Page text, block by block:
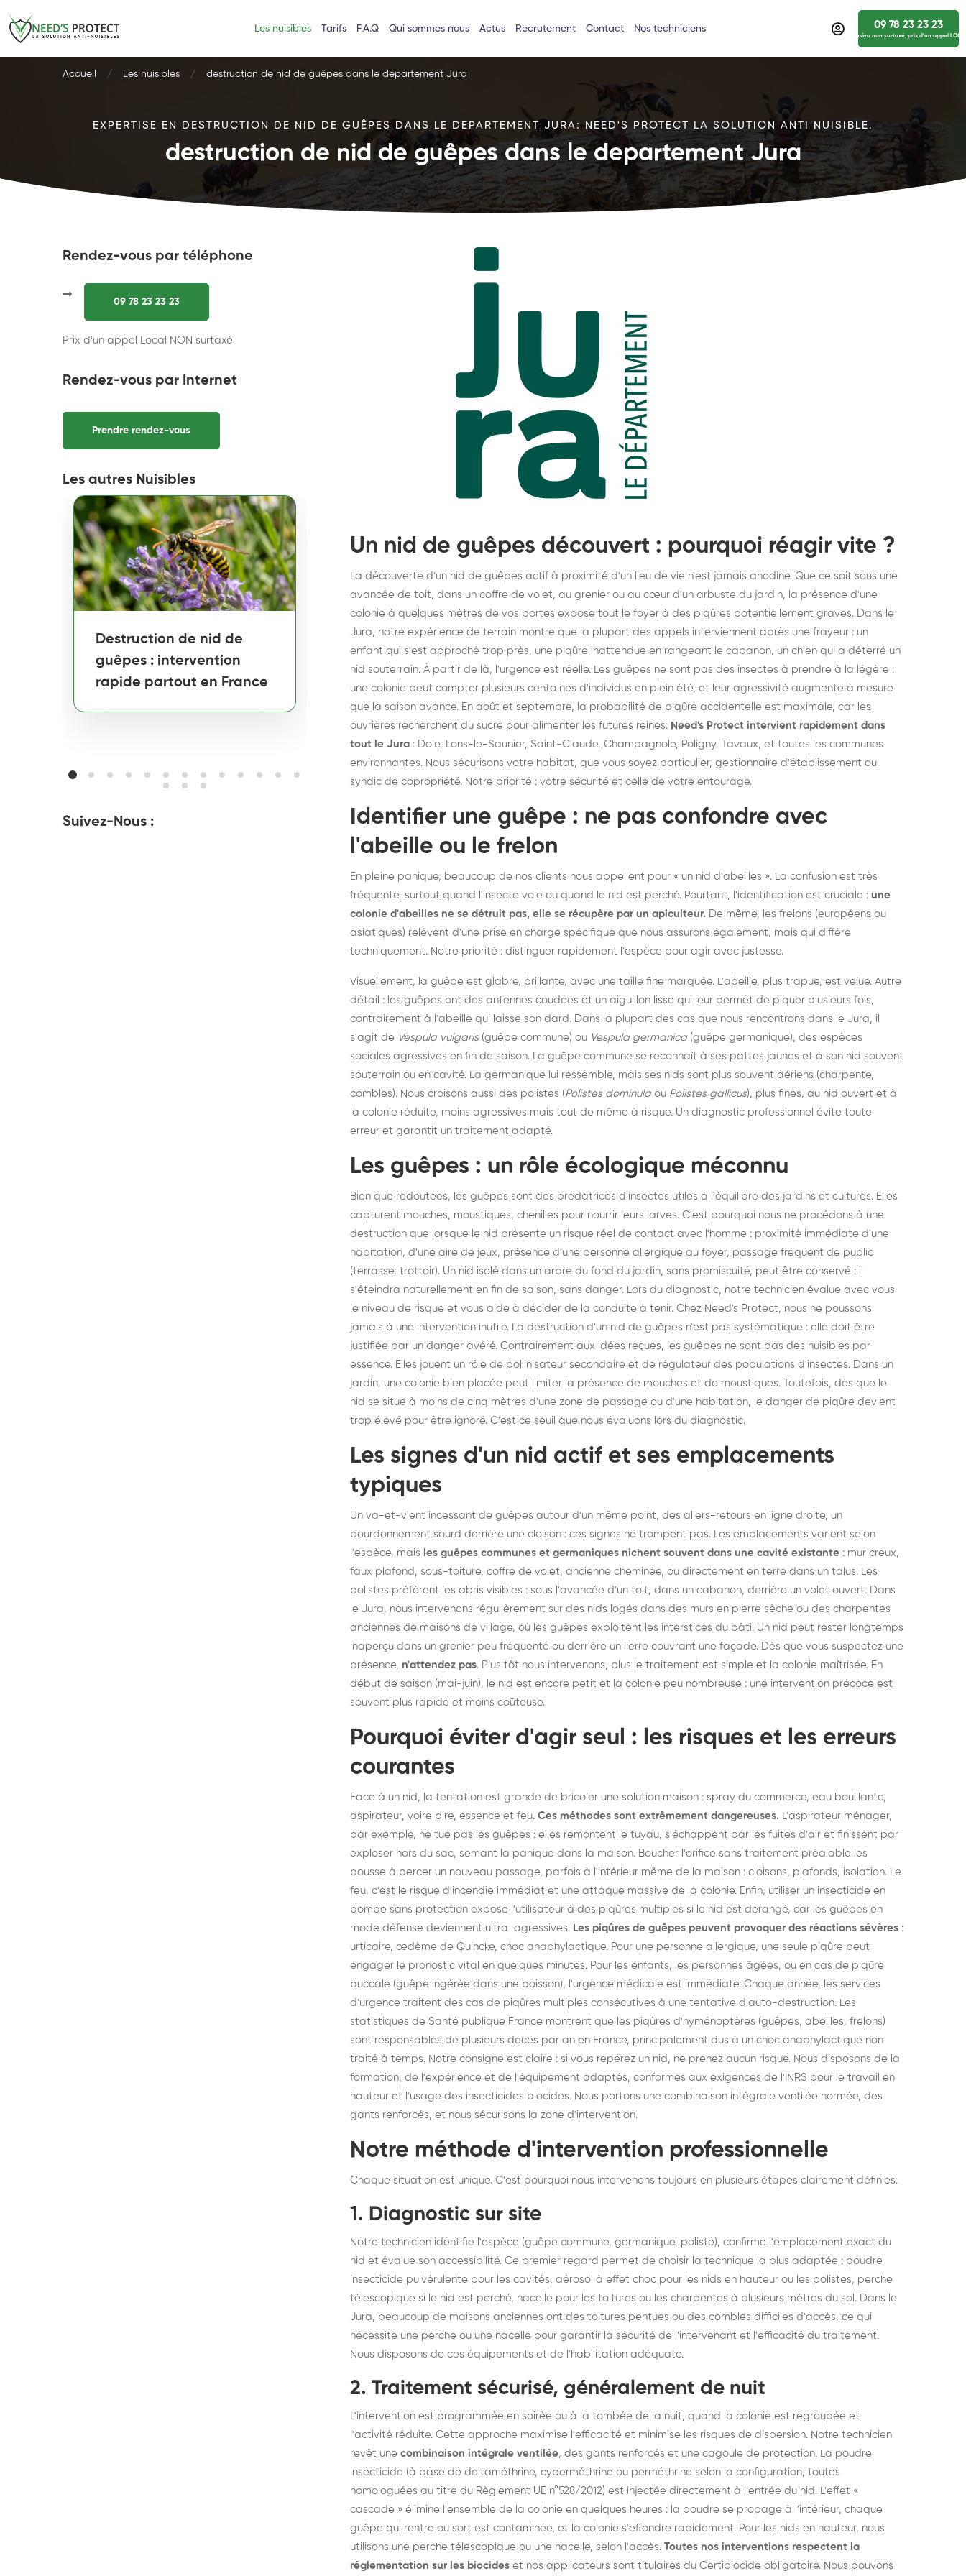
Les nuisibles Tarifs F.A.Q Qui sommes nous Actus Recrutement Contact Nos techniciens 09 78 23 23 23
numéro non surtaxé, prix d’un appel
Accueil Les nuisibles destruction de nid de guêpes dans le departement Jura
EXPERTISE EN DESTRUCTION DE NID DE GUÊPES DANS LE DEPARTEMENT JURA: NEED'S PROTECT LA SOLUTION ANTI NUISIBLE.
destruction de nid de guêpes dans le departement Jura
Rendez-vous par téléphone
09 78 23 23 23
Prix d'un appel Local NON surtaxé
Rendez-vous par Internet
Prendre rendez-vous
Les autres Nuisibles
Destruction de nid de
guêpes : intervention
rapide partout en France
Destruction de nid de
frelons : intervention
rapide partout en France
Destruction de nid de
frelons asiatiques :
intervention partout en
France
Suivez-Nous :
Un nid de guêpes découvert : pourquoi réagir vite ?
La découverte d'un nid de guêpes actif à proximité d'un lieu de vie n'est jamais anodine. Que ce soit sous une
avancée de toit, dans un coffre de volet, au grenier ou au cœur d'un arbuste du jardin, la présence d'une
colonie à quelques mètres de vos portes expose tout le foyer à des piqûres potentiellement graves. Dans le
Jura, notre expérience de terrain montre que la plupart des appels interviennent après une frayeur : un
enfant qui s'est approché trop près, une piqûre inattendue en rangeant le cabanon, un chien qui a déterré un
nid souterrain. À partir de là, l'urgence est réelle. Les guêpes ne sont pas des insectes à prendre à la légère :
une colonie peut compter plusieurs centaines d'individus en plein été, et leur agressivité augmente à mesure
que la saison avance. En août et septembre, la probabilité de piqûre accidentelle est maximale, car les
ouvrières recherchent du sucre pour alimenter les futures reines. Need's Protect intervient rapidement dans
tout le Jura : Dole, Lons-le-Saunier, Saint-Claude, Champagnole, Poligny, Tavaux, et toutes les communes
environnantes. Nous sécurisons votre habitat, que vous soyez particulier, gestionnaire d'établissement ou
syndic de copropriété. Notre priorité : votre sécurité et celle de votre entourage.
Identifier une guêpe : ne pas confondre avec
l'abeille ou le frelon
En pleine panique, beaucoup de nos clients nous appellent pour « un nid d'abeilles ». La confusion est très
fréquente, surtout quand l'insecte vole ou quand le nid est perché. Pourtant, l'identification est cruciale : une
colonie d'abeilles ne se détruit pas, elle se récupère par un apiculteur. De même, les frelons (européens ou
asiatiques) relèvent d'une prise en charge spécifique que nous assurons également, mais qui diffère
techniquement. Notre priorité : distinguer rapidement l'espèce pour agir avec justesse.
Visuellement, la guêpe est glabre, brillante, avec une taille fine marquée. L'abeille, plus trapue, est velue. Autre
détail : les guêpes ont des antennes coudées et un aiguillon lisse qui leur permet de piquer plusieurs fois,
contrairement à l'abeille qui laisse son dard. Dans la plupart des cas que nous rencontrons dans le Jura, il
s'agit de Vespula vulgaris(guêpe commune) ou Vespula germanica (guêpe germanique), des espèces
sociales agressives en fin de saison. La guêpe commune se reconnaît à ses pattes jaunes et à son nid souvent
souterrain ou en cavité. La germanique lui ressemble, mais ses nids sont plus souvent aériens (charpente,
combles). Nous croisons aussi des polistes (Polistes dominula ou Polistes gallicus), plus fines, au nid ouvert et à
la colonie réduite, moins agressives mais tout de même à risque. Un diagnostic professionnel évite toute
erreur et garantit un traitement adapté.
Les guêpes : un rôle écologique méconnu
Bien que redoutées, les guêpes sont des prédatrices d'insectes utiles à l'équilibre des jardins et cultures. Elles
capturent mouches, moustiques, chenilles pour nourrir leurs larves. C'est pourquoi nous ne procédons à une
destruction que lorsque le nid présente un risque réel de contact avec l'homme : proximité immédiate d'une
habitation, d'une aire de jeux, présence d'une personne allergique au foyer, passage fréquent de public
(terrasse, trottoir). Un nid isolé dans un arbre du fond du jardin, sans promiscuité, peut être conservé : il
s'éteindra naturellement en fin de saison, sans danger. Lors du diagnostic, notre technicien évalue avec vous
le niveau de risque et vous aide à décider de la conduite à tenir. Chez Need's Protect, nous ne poussons
jamais à une intervention inutile. La destruction d'un nid de guêpes n'est pas systématique : elle doit être
justifiée par un danger avéré. Contrairement aux idées reçues, les guêpes ne sont pas des nuisibles par
essence. Elles jouent un rôle de pollinisateur secondaire et de régulateur des populations d'insectes. Dans un
jardin, une colonie bien placée peut limiter la présence de mouches et de moustiques. Toutefois, dès que le
nid se situe à moins de cinq mètres d'une zone de passage ou d'une habitation, le danger de piqûre devient
trop élevé pour être ignoré. C'est ce seuil que nous évaluons lors du diagnostic.
Les signes d'un nid actif et ses emplacements
typiques
Un va-et-vient incessant de guêpes autour d'un même point, des allers-retours en ligne droite, un
bourdonnement sourd derrière une cloison : ces signes ne trompent pas. Les emplacements varient selon
l'espèce, mais les guêpes communes et germaniques nichent souvent dans une cavité existante : mur creux,
faux plafond, sous-toiture, coffre de volet, ancienne cheminée, ou directement en terre dans un talus. Les
polistes préfèrent les abris visibles : sous l'avancée d'un toit, dans un cabanon, derrière un volet ouvert. Dans
le Jura, nous intervenons régulièrement sur des nids logés dans des murs en pierre sèche ou des charpentes
anciennes de maisons de village, où les guêpes exploitent les interstices du bâti. Un nid peut rester longtemps
inaperçu dans un grenier peu fréquenté ou derrière un lierre couvrant une façade. Dès que vous suspectez une
présence, n'attendez pas. Plus tôt nous intervenons, plus le traitement est simple et la colonie maîtrisée. En
début de saison (mai-juin), le nid est encore petit et la colonie peu nombreuse : une intervention précoce est
souvent plus rapide et moins coûteuse.
Pourquoi éviter d'agir seul : les risques et les erreurs
courantes
Face à un nid, la tentation est grande de bricoler une solution maison : spray du commerce, eau bouillante,
aspirateur, voire pire, essence et feu. Ces méthodes sont extrêmement dangereuses. L'aspirateur ménager,
par exemple, ne tue pas les guêpes : elles remontent le tuyau, s'échappent par les fuites d'air et finissent par
exploser hors du sac, semant la panique dans la maison. Boucher l'orifice sans traitement préalable les
pousse à percer un nouveau passage, parfois à l'intérieur même de la maison : cloisons, plafonds, isolation. Le
feu, c'est le risque d'incendie immédiat et une attaque massive de la colonie. Enfin, utiliser un insecticide en
bombe sans protection expose l'utilisateur à des piqûres multiples si le nid est dérangé, car les guêpes en
mode défense deviennent ultra-agressives. Les piqûres de guêpes peuvent provoquer des réactions sévères :
urticaire, œdème de Quincke, choc anaphylactique. Pour une personne allergique, une seule piqûre peut
engager le pronostic vital en quelques minutes. Pour les enfants, les personnes âgées, ou en cas de piqûre
buccale (guêpe ingérée dans une boisson), l'urgence médicale est immédiate. Chaque année, les services
d'urgence traitent des cas de piqûres multiples consécutives à une tentative d'auto-destruction. Les
statistiques de Santé publique France montrent que les piqûres d'hyménoptères (guêpes, abeilles, frelons)
sont responsables de plusieurs décès par an en France, principalement dus à un choc anaphylactique non
traité à temps. Notre consigne est claire : si vous repérez un nid, ne prenez aucun risque. Nous disposons de la
formation, de l'expérience et de l'équipement adaptés, conformes aux exigences de l'INRS pour le travail en
hauteur et l'usage des insecticides biocides. Nous portons une combinaison intégrale ventilée normée, des
gants renforcés, et nous sécurisons la zone d'intervention.
Notre méthode d'intervention professionnelle
Chaque situation est unique. C'est pourquoi nous intervenons toujours en plusieurs étapes clairement définies.
1. Diagnostic sur site
Notre technicien identifie l'espèce (guêpe commune, germanique, poliste), confirme l'emplacement exact du
nid et évalue son accessibilité. Ce premier regard permet de choisir la technique la plus adaptée : poudre
insecticide pulvérulente pour les cavités, aérosol à effet choc pour les nids en hauteur ou les polistes, perche
télescopique si le nid est perché, nacelle pour les toitures ou les charpentes à plusieurs mètres du sol. Dans le
Jura, beaucoup de maisons anciennes ont des toitures pentues ou des combles difficiles d'accès, ce qui
nécessite une perche ou une nacelle pour garantir la sécurité de l'intervenant et l'efficacité du traitement.
Nous disposons de ces équipements et de l'habilitation adéquate.
2. Traitement sécurisé, généralement de nuit
L'intervention est programmée en soirée ou à la tombée de la nuit, quand la colonie est regroupée et
l'activité réduite. Cette approche maximise l'efficacité et minimise les risques de dispersion. Notre technicien
revêt une combinaison intégrale ventilée, des gants renforcés et une cagoule de protection. La poudre
insecticide (à base de deltaméthrine, cyperméthrine ou perméthrine selon la configuration, toutes
homologuées au titre du Règlement UE n°528/2012) est injectée directement à l'entrée du nid. L'effet «
cascade » élimine l'ensemble de la colonie en quelques heures : la poudre se propage à l'intérieur, chaque
guêpe qui rentre ou sort est contaminée, et la colonie s'effondre rapidement. Pour les nids en hauteur, nous
utilisons une perche télescopique ou une nacelle, selon l'accès. Toutes nos interventions respectent la
réglementation sur les biocides et nos applicateurs sont titulaires du Certibiocide obligatoire. Nous pouvons